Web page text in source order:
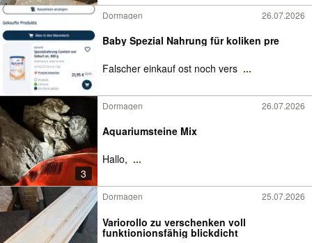
Dormagen 26.07.2026
Baby Spezial Nahrung für koliken pre
Falscher einkauf ost noch vers ...
3
Dormagen 26.07.2026
Aquariumsteine Mix
Hallo, ...
Dormagen 25.07.2026
Variorollo zu verschenken voll
funktionionsfähig blickdicht